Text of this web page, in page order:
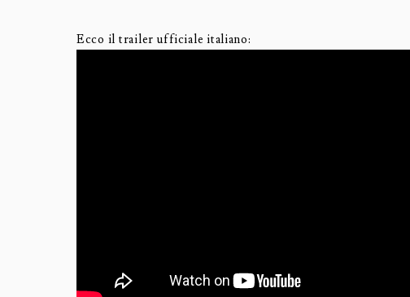
Ecco il trailer ufficiale italiano: